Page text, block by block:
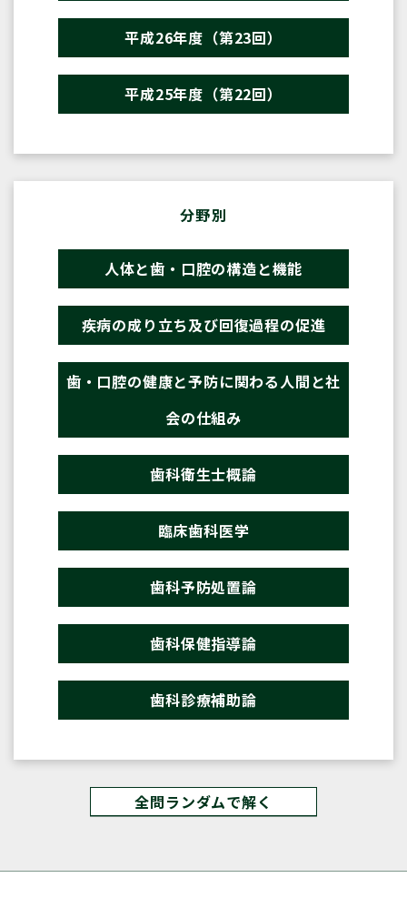
平成26年度（第23回）
平成25年度（第22回）
分野別
人体と歯・口腔の構造と機能
疾病の成り立ち及び回復過程の促進
歯・口腔の健康と予防に関わる人間と社
会の仕組み
歯科衛生士概論
臨床歯科医学
歯科予防処置論
歯科保健指導論
歯科診療補助論
全問ランダムで解く